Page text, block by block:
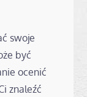
swoje
być
ocenić
znaleźć